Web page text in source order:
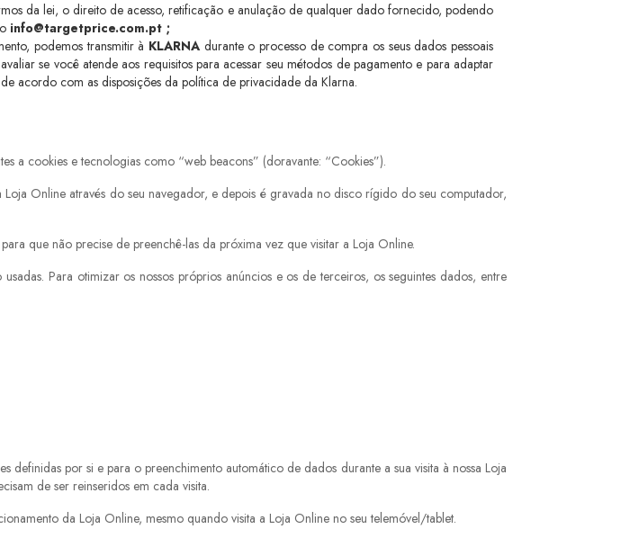
da lei, o direito de acesso, retificação e anulação de qualquer dado fornecido, podendo
info@targetprice.com.pt ;
podemos transmitir à KLARNAdurante o processo de compra os seus dados pessoais
se você atende aos requisitos para acessar seu métodos de pagamento e para adaptar
acordo com as disposições da política de privacidade da Klarna.
a cookies e tecnologias como “web beacons” (doravante: “Cookies”).
Online através do seu navegador, e depois é gravada no disco rígido do seu computador,
que não precise de preenchê-las da próxima vez que visitar a Loja Online.
Para otimizar os nossos próprios anúncios e os de terceiros, os seguintes dados, entre
por si e para o preenchimento automático de dados durante a sua visita à nossa Loja
de ser reinseridos em cada visita.
da Loja Online, mesmo quando visita a Loja Online no seu telemóvel/tablet.